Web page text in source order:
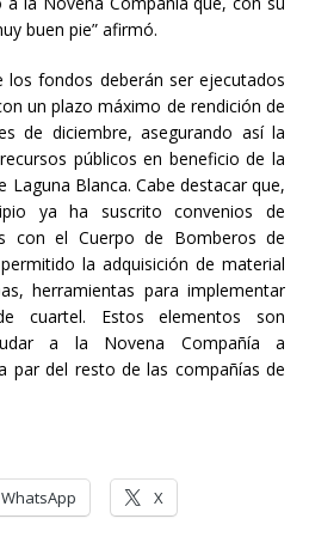
buen pie” afirmó.
los fondos deberán ser ejecutados
un plazo máximo de rendición de
de diciembre, asegurando así la
públicos en beneficio de la
Laguna Blanca. Cabe destacar que,
ya ha suscrito convenios de
con el Cuerpo de Bomberos de
la adquisición de material
herramientas para implementar
cuartel. Estos elementos son
a la Novena Compañía a
par del resto de las compañías de
WhatsApp X